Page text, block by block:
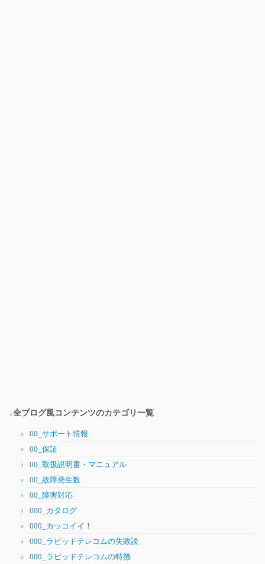
↓全ブログ風コンテンツのカテゴリ一覧
00_サポート情報
00_保証
00_取扱説明書・マニュアル
00_故障発生数
00_障害対応
000_カタログ
000_カッコイイ！
000_ラピッドテレコムの失敗談
000_ラピッドテレコムの特徴